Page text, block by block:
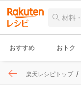
おすすめ おトク
楽天レシピトップ